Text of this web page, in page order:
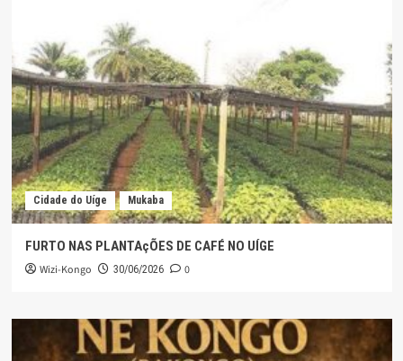
Cidade do Uíge Mukaba
FURTO NAS PLANTAçÕES DE CAFÉ NO UÍGE
Wizi-Kongo 30/06/2026 0